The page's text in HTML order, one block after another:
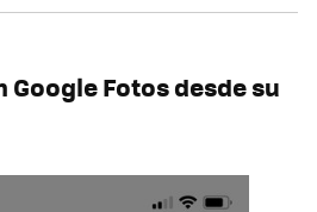
Fotos desde su